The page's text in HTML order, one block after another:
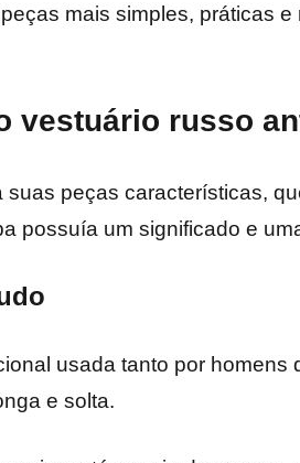
mais simples, práticas
vestuário russo
suas peças características,
possuía um significado e
usada tanto por homens
e solta.